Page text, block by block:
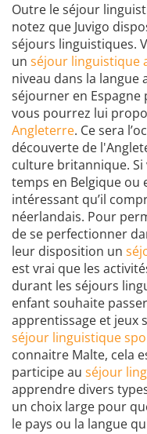
Outre le séjour
notez que Juvigo
séjours linguistiques.
un séjour linguistique
niveau dans la langue
séjourner en Espagne
vous pourrez lui
Angleterre. Ce sera
découverte de
culture britannique.
temps en Belgique ou
intéressant qu’il
néerlandais. Pour
de se perfectionner
leur disposition un
est vrai que les
durant les séjours
enfant souhaite
apprentissage et jeux
séjour linguistique
connaitre Malte, cela
participe au séjour
apprendre divers
un choix large pour
le pays ou la langue